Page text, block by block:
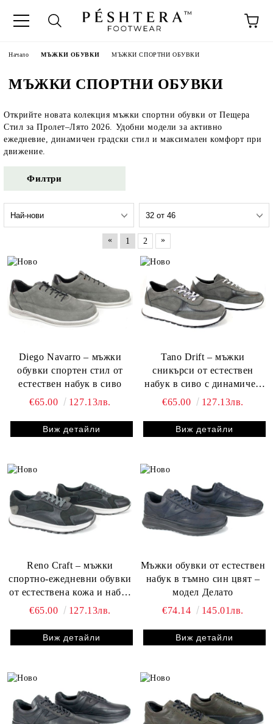
Начало МЪЖКИ ОБУВКИ МЪЖКИ СПОРТНИ ОБУВКИ
МЪЖКИ СПОРТНИ ОБУВКИ
Открийте новата колекция мъжки спортни обувки от Пещера
Стил за Пролет–Лято 2026. Удобни модели за активно
ежедневие, динамичен градски стил и максимален комфорт при
движение.
Филтри
« 1 2 »
Diego Navarro – мъжки
обувки спортен стил от
естествен набук в сиво
€65.00
127.13лв.
Виж детайли
Tano Drift – мъжки
сникърси от естествен
набук в сиво с динамичен
силует
€65.00 127.13лв.
Виж детайли
Reno Craft – мъжки
спортно-ежедневни обувки
от естествена кожа и набук
в черно
€65.00 127.13лв.
Виж детайли
Мъжки обувки от естествен
набук в тъмно син цвят –
модел Делато
€74.14
145.01лв.
Виж детайли